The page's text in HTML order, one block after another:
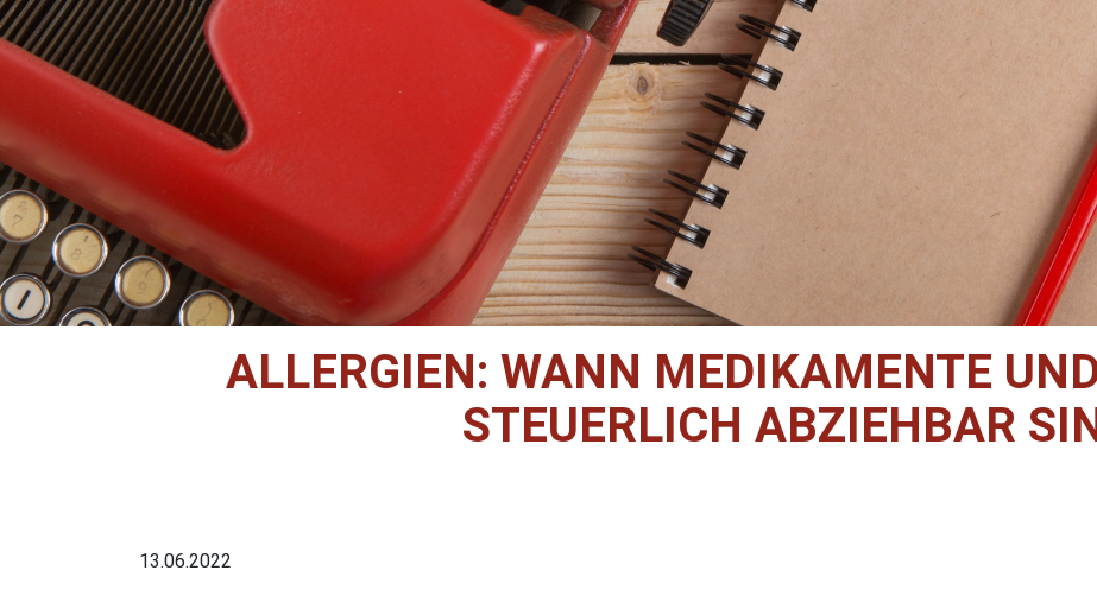
ALLERGIEN: WANN MEDIKAMENTE
STEUERLICH ABZIEHBAR
13.06.2022